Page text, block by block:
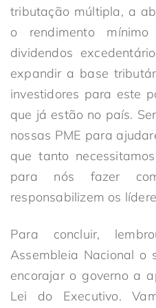
tributação múltipla, a
o rendimento
dividendos
expandir a base
investidores para este
que já estão no país.
nossas PME para
que tanto
para nós fazer
responsabilizem os
Para concluir,
Assembleia Nacional o
encorajar o governo a
Lei do Executivo.